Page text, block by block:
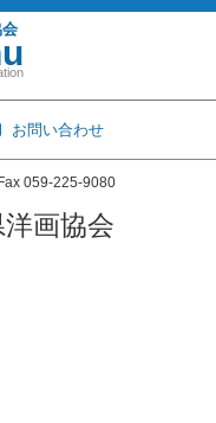
お問い合わせ
059-225-9080
画協会